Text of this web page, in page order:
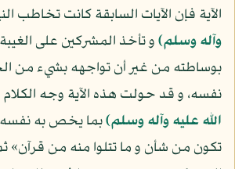
الآية فإن الآيات السابقة كانت تخاطب
وآله وسلم)و تأخذ المشركين على
بوساطته من غير أن تواجهه بشيء
نفسه، و قد حولت هذه الآية وجه الكلام
الله عليه وآله وسلم)بما يخص به
تكون من شأن و ما تتلوا منه من قرآن»